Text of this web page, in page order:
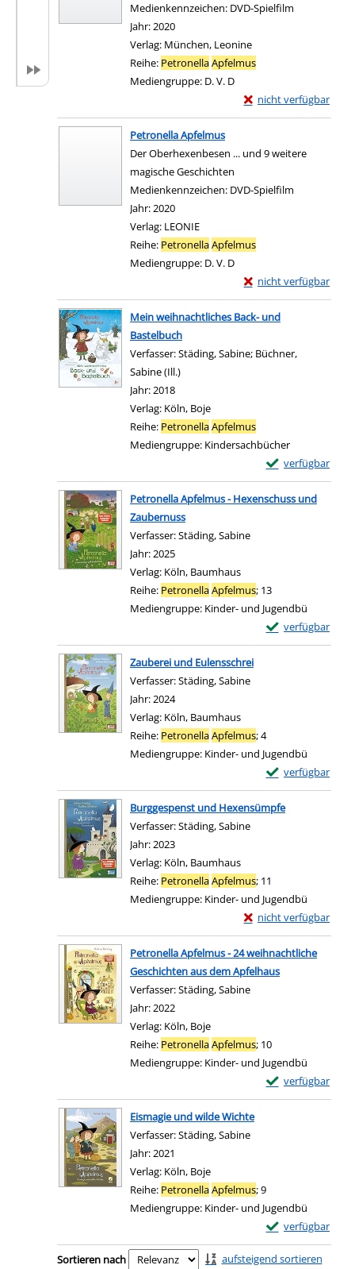
Medienkennzeichen: DVD-Spielfilm
Jahr:2020
Verlag: München, Leonine
Reihe: PetronellaApfelmus
Mediengruppe: D. V. D
nicht verfügbar
Exemplar-Details von
Zum Download von
Petronella Apfelmus
Der Oberhexenbesen ... und 9 weitere
magische Geschichten
Suche nach diesem Verfasser
Medienkennzeichen: DVD-Spielfilm
Jahr:2020
Verlag: LEONIE
Reihe: PetronellaApfelmus
Mediengruppe: D. V. D
nicht verfügbar
Exemplar-Details von
Zum Download von
Mein weihnachtliches Back- und
Bastelbuch
Verfasser:Städing, Sabine; Büchner,
Sabine (Ill.)
Jahr:2018
Verlag: Köln, Boje
Reihe: PetronellaApfelmus
Mediengruppe: Kindersachbücher
verfügbar
Exemplar-Details
Zum Download
Petronella Apfelmus - Hexenschuss und
Zaubernuss
Verfasser:Städing, Sabine
Jahr:2025
Verlag: Köln, Baumhaus
Reihe: PetronellaApfelmus; 13
Mediengruppe: Kinder- und Jugendbü
verfügbar
Exemplar-Details
Zum Download
Zauberei und Eulensschrei
Verfasser:Städing, Sabine
Jahr:2024
Verlag: Köln, Baumhaus
Reihe: PetronellaApfelmus; 4
Mediengruppe: Kinder- und Jugendbü
verfügbar
Exemplar-Details
Zum Download
Burggespenst und Hexensümpfe
Verfasser:Städing, Sabine
Jahr:2023
Verlag: Köln, Baumhaus
Reihe: PetronellaApfelmus; 11
Mediengruppe: Kinder- und Jugendbü
nicht verfügbar
Exemplar-Details von
Zum Download von
Petronella Apfelmus - 24 weihnachtliche
Geschichten aus dem Apfelhaus
Verfasser:Städing, Sabine
Jahr:2022
Verlag: Köln, Boje
Reihe: PetronellaApfelmus; 10
Mediengruppe: Kinder- und Jugendbü
verfügbar
Exemplar-Details
Zum Download
Eismagie und wilde Wichte
Verfasser:Städing, Sabine
Jahr:2021
Verlag: Köln, Boje
Reihe: PetronellaApfelmus; 9
Mediengruppe: Kinder- und Jugendbü
verfügbar
Exemplar-Details
Zum Download
Zu den Suchfiltern springen
Sortieren nach aufsteigend sortieren